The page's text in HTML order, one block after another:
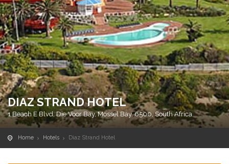
DIAZ STRAND HOTEL
1 Beach E Blvd, Die Voor Bay, Mossel Bay, 6500, South Africa
Home Hotels Diaz Strand Hotel